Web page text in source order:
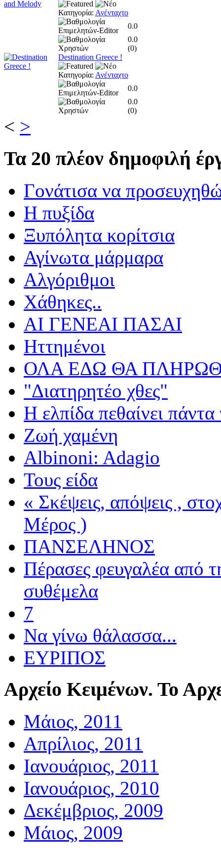
Κατηγορία: Ανένταχτο
0.0
0.0
(0)
Destination Greece !
Κατηγορία: Ανένταχτο
0.0
0.0
(0)
< >
Τα 20 πλέον δημοφιλή
Γονάτισα να
Η πυξίδα
Ξυπόλητα κορίτσια
Αγίνωτα μάρμαρα
Αλγόριθμοι
Χάθηκες..
ΑΙ ΓΕΝΕΑΙ ΠΑΣΑΙ
Ηττημένοι
ΟΛΑ ΕΔΩ ΘΑ
"Διατηρητέο χθες"
Η ελπίδα πεθαίνει πάντα
Ζωή χαμένη
Albinoni: Adagio
Τους είδα
« Σκέψεις, απόψεις ,
Μέρος )
ΠΑΝΣΕΛΗΝΟΣ
Πέρασες φευγαλέα από
συθέμελα
7
Να γίνω θάλασσα...
ΕΥΡΙΠΟΣ
Αρχείο Κειμένων. Το
Μάιος, 2011
Απρίλιος, 2011
Ιανουάριος, 2011
Ιανουάριος, 2010
Δεκέμβριος, 2009
Μάιος, 2009